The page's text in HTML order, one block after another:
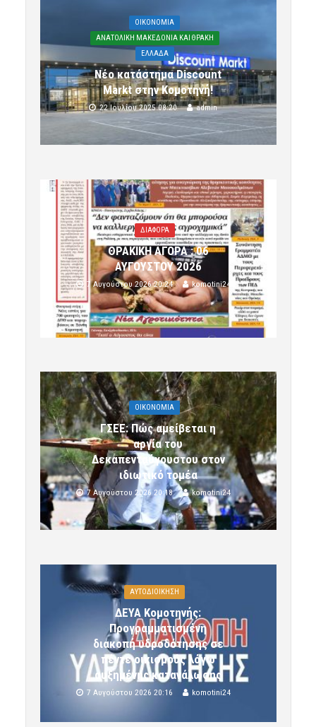
OIKONOMIA
ΑΝΑΤΟΛΙΚΗ ΜΑΚΕΔΟΝΙΑ ΚΑΙ ΘΡΑΚΗ
ΕΛΛΑΔΑ
Νέο κατάστημα Discount
Markt στην Κομοτηνή!
22 Ιουλίου 2025 08:20 admin
ΔΙΑΦΟΡΑ
ΘΡΑΚΙΚΗ ΑΓΟΡΑ : 06
ΑΥΓΟΥΣΤΟΥ 2026
7 Αυγούστου 2026 20:24 komotini24
OIKONOMIA
ΓΣΕΕ: Πώς αμείβεται η
αργία του
Δεκαπενταύγουστου στον
ιδιωτικό τομέα
7 Αυγούστου 2026 20:18 komotini24
ΑΥΤΟΔΙΟΙΚΗΣΗ
ΔΕΥΑ Κομοτηνής:
Προγραμματισμένη
διακοπή υδροδότησης σε
πέντε οικισμούς λόγω
αυξημένης κατανάλωσης
7 Αυγούστου 2026 20:16 komotini24